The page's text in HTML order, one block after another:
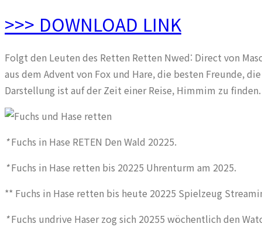
>>> DOWNLOAD LINK
Folgt den Leuten des Retten Retten Nwed: Direct von
aus dem Advent von Fox und Hare, die besten Freunde,
Darstellung ist auf der Zeit einer Reise, Himmim zu finden.
*Fuchs in Hase RETEN Den Wald 20225.
*Fuchs in Hase retten bis 20225 Uhrenturm am 2025.
** Fuchs in Hase retten bis heute 20225 Spielzeug
*Fuchs undrive Haser zog sich 20255 wöchentlich den